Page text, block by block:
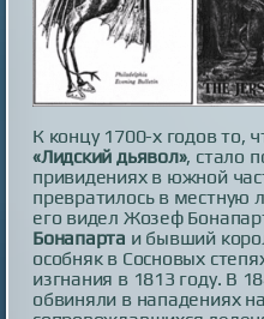
К концу 1700-х годов то,
«Лидский дьявол», стало
привидениях в южной
превратилось в местную
его видел Жозеф
Бонапарта и бывший
особняк в Сосновых
изгнания в 1813 году. В
обвиняли в нападениях